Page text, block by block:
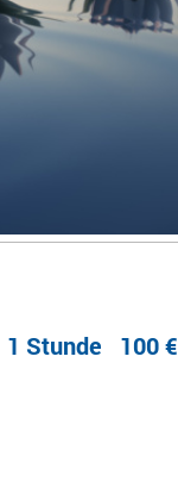
100 €